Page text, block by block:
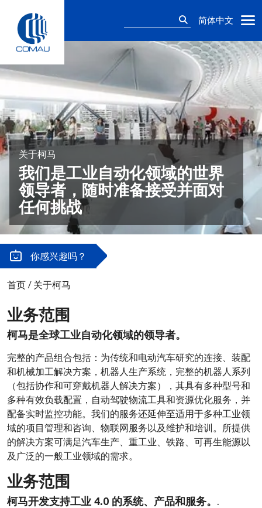
content
简体中文
关于柯马
我们是工业自动化领域的世界
领导者，随时准备接受并面对
任何挑战
你感兴趣吗？
首页 / 关于柯马
业务范围
柯马是全球工业自动化领域的领导者。
完整的产品组合包括：为传统和电动汽车研究的连接、装配
和机械加工解决方案，机器人生产系统，完整的机器人系列
（包括协作和可穿戴机器人解决方案），其具有多种型号和
多种有效负载配置，自动驾驶物流工具和资源优化服务，并
配备实时监控功能。我们的服务还延伸至适用于多种工业领
域的项目管理和咨询、物联网服务以及维护和培训。所提供
的解决方案可满足汽车生产、重工业、铁路、可再生能源以
及广泛的一般工业领域的需求。
业务范围
柯马开发支持工业 4.0 的系统、产品和服务。 .